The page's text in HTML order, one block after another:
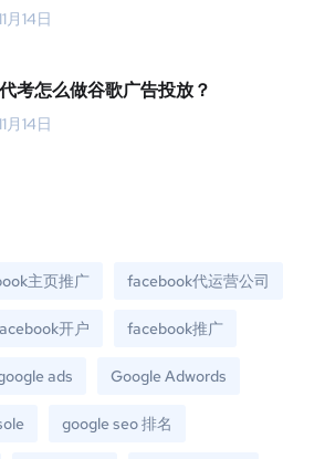
月14日
考怎么做谷歌广告投放？
月14日
主页推广 facebook代运营公司
开户 facebook推广
ads Google Adwords
google seo 排名